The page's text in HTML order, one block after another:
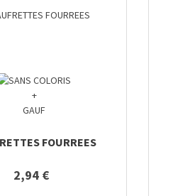
+
GAUF
FOURREES
2,94 €